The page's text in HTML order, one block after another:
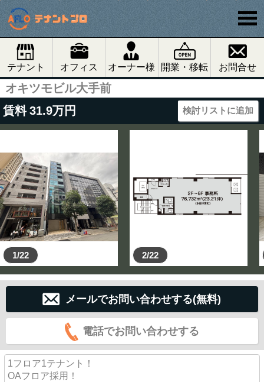
テナント オフィス オーナー様 開業・移転 お問合せ
オキツモビル大手前
賃料 31.9万円 検討リストに追加
1/22 2/22
メールでお問い合わせする(無料)
電話でお問い合わせする
1フロア1テナント！
OAフロア採用！